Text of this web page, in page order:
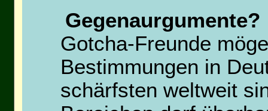
Gegenaurgumente?
Gotcha-Freunde
Bestimmungen in
schärfsten weltweit